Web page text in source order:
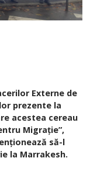
Externe de
prezente la
acestea cereau
Migrație”,
să-l
la Marrakesh.